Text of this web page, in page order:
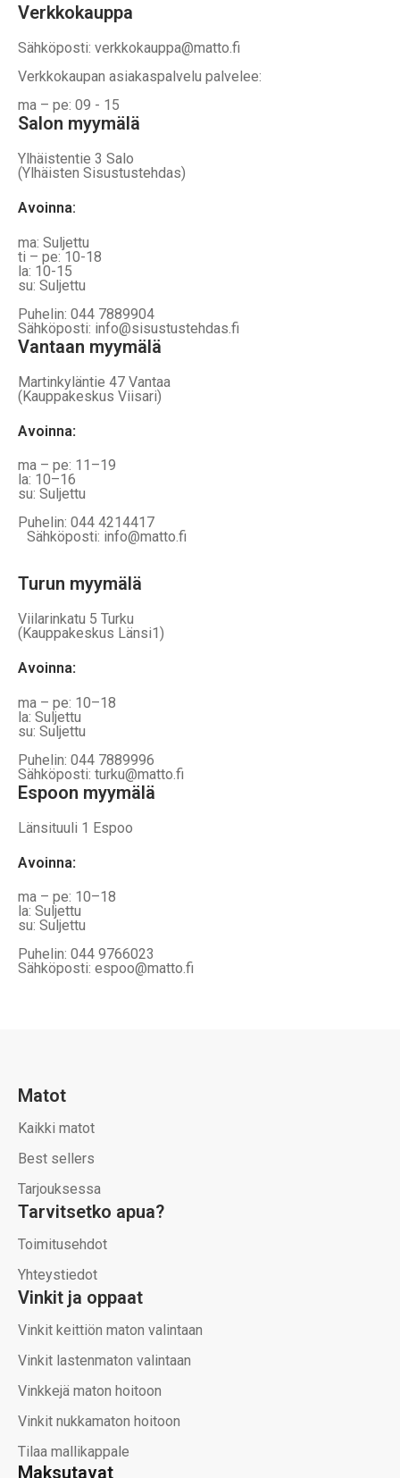
Verkkokauppa
Sähköposti: verkkokauppa@matto.fi
Verkkokaupan asiakaspalvelu palvelee:
ma – pe: 09 - 15
Salon myymälä
Ylhäistentie 3 Salo
(Ylhäisten Sisustustehdas)
Avoinna:
ma: Suljettu
ti – pe: 10-18
la: 10-15
su: Suljettu
Puhelin: 044 7889904
Sähköposti: info@sisustustehdas.fi
Vantaan myymälä
Martinkyläntie 47 Vantaa
(Kauppakeskus Viisari)
Avoinna:
ma – pe: 11–19
la: 10–16
su: Suljettu
Puhelin: 044 4214417
Sähköposti: info@matto.fi
Turun myymälä
Viilarinkatu 5 Turku
(Kauppakeskus Länsi1)
Avoinna:
ma – pe: 10–18
la: Suljettu
su: Suljettu
Puhelin: 044 7889996
Sähköposti: turku@matto.fi
Espoon myymälä
Länsituuli 1 Espoo
Avoinna:
ma – pe: 10–18
la: Suljettu
su: Suljettu
Puhelin: 044 9766023
Sähköposti: espoo@matto.fi
Maksutavat
Matot
Kaikki matot
Best sellers
Tarjouksessa
Tarvitsetko apua?
Toimitusehdot
Yhteystiedot
Vinkit ja oppaat
Vinkit keittiön maton valintaan
Vinkit lastenmaton valintaan
Vinkkejä maton hoitoon
Vinkit nukkamaton hoitoon
Tilaa mallikappale